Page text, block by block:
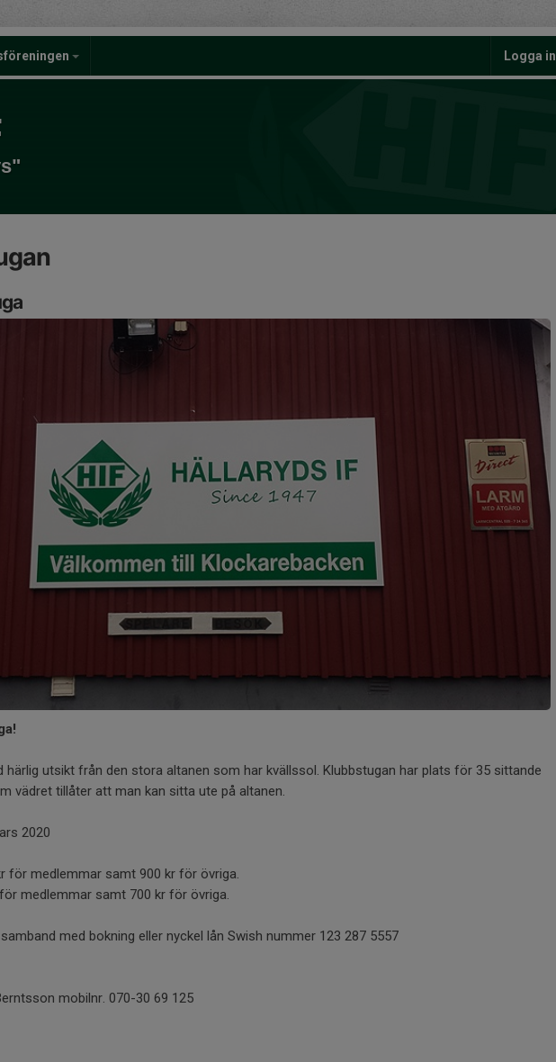
Logga in
härlig utsikt från den stora altanen som har kvällssol. Klubbstugan har plats för 35 sittande
vädret tillåter att man kan sitta ute på altanen.
2020
för medlemmar samt 900 kr för övriga.
medlemmar samt 700 kr för övriga.
med bokning eller nyckel lån Swish nummer 123 287 5557
mobilnr. 070-30 69 125